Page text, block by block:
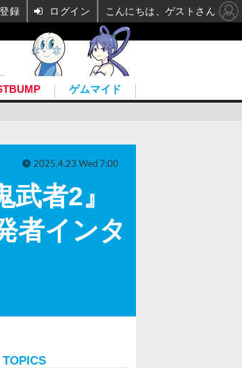
ゲムマイド
者2』
者インタ
2025.4.23 Wed 7:00
TOPICS
録 ログイン こんにちは、ゲストさん